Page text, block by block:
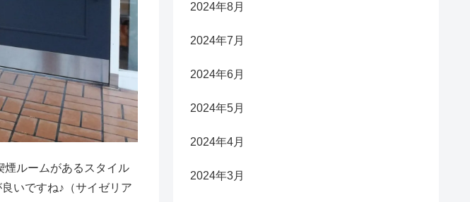
煙ルームがあるスタイル
いですね♪（サイゼリア
2024年8月
2024年7月
2024年6月
2024年5月
2024年4月
2024年3月